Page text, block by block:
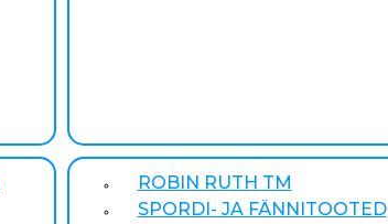
ROBIN RUTH TM
SPORDI- JA FÄNNITOOTED